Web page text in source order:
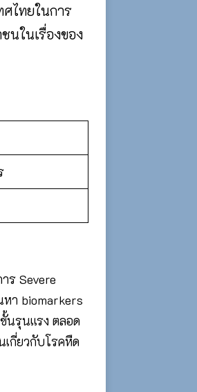
ไทยในการ
นในเรื่องของ
ร Severe
า biomarkers
นรุนแรง ตลอด
กี่ยวกับโรคหืด